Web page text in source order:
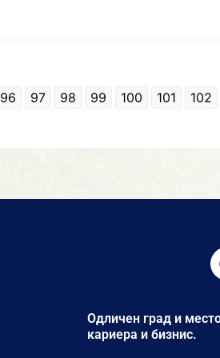
96 97 98 99 100 101 102
Одличен град и
кариера и бизнис.